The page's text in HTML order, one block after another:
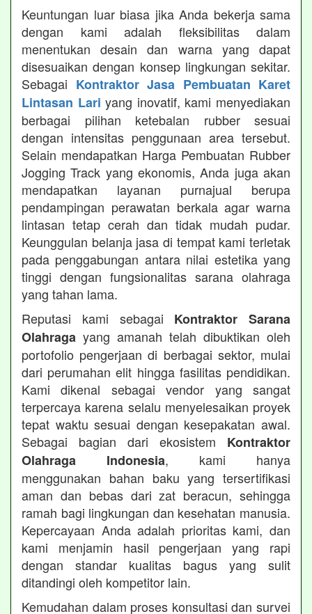
Keuntungan luar biasa jika Anda bekerja sama
dengan kami adalah fleksibilitas dalam
menentukan desain dan warna yang dapat
disesuaikan dengan konsep lingkungan sekitar.
Sebagai Kontraktor Jasa Pembuatan Karet
Lintasan Lari yang inovatif, kami menyediakan
berbagai pilihan ketebalan rubber sesuai
dengan intensitas penggunaan area tersebut.
Selain mendapatkan Harga Pembuatan Rubber
Jogging Track yang ekonomis, Anda juga akan
mendapatkan layanan purnajual berupa
pendampingan perawatan berkala agar warna
lintasan tetap cerah dan tidak mudah pudar.
Keunggulan belanja jasa di tempat kami terletak
pada penggabungan antara nilai estetika yang
tinggi dengan fungsionalitas sarana olahraga
yang tahan lama.
Reputasi kami sebagai Kontraktor Sarana
Olahraga yang amanah telah dibuktikan oleh
portofolio pengerjaan di berbagai sektor, mulai
dari perumahan elit hingga fasilitas pendidikan.
Kami dikenal sebagai vendor yang sangat
terpercaya karena selalu menyelesaikan proyek
tepat waktu sesuai dengan kesepakatan awal.
Sebagai bagian dari ekosistem Kontraktor
Olahraga Indonesia, kami hanya
menggunakan bahan baku yang tersertifikasi
aman dan bebas dari zat beracun, sehingga
ramah bagi lingkungan dan kesehatan manusia.
Kepercayaan Anda adalah prioritas kami, dan
kami menjamin hasil pengerjaan yang rapi
dengan standar kualitas bagus yang sulit
ditandingi oleh kompetitor lain.
Kemudahan dalam proses konsultasi dan survei